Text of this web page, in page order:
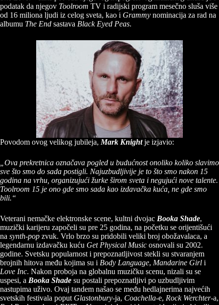
podatak da njegov Toolroom TV i radijski program mesečno sluša više
od 16 miliona ljudi iz celog sveta, kao i Grammy nominacija za rad na
albumu The End sastava Black Eyed Peas.
Povodom ovog velikog jubileja, Mark Knightje izjavio:
„Ova prekretnica označava pogled u budućnost onoliko koliko slavimo
sve što smo do sada postigli. Najuzbudljivije je to što smo nakon 15
godina na vrhu, organizujući žurke širom sveta i negujući nove talente.
Toolroom 15 je ono gde smo sada kao izdavačka kuća, ne gde smo
bili.“
Veterani nemačke elektronske scene, kultni dvojac Booka Shade,
muzički karijeru započeli su pre 25 godina, na početku se orijentišući
na synth-pop zvuk. Vrlo brzo su pridobili veliki broj obožavalaca, a
legendarnu izdavačku kuću Get Physical Music osnovali su 2002.
godine. Svetsku popularnost i prepoznatljivost stekli su stvaranjem
brojnih hitova među kojima su i Body Language, Mandarine Girl i
Love Inc. Nakon proboja na globalnu muzičku scenu, nizali su se
uspesi, a Booka Shade su postali prepoznatljivi po uzbudljivim
nastupima uživo. Ovaj tandem našao se među hedlajnerima najvećih
svetskih festivala poput Glastonbury-ja, Coachella-e, Rock Werchter-a,